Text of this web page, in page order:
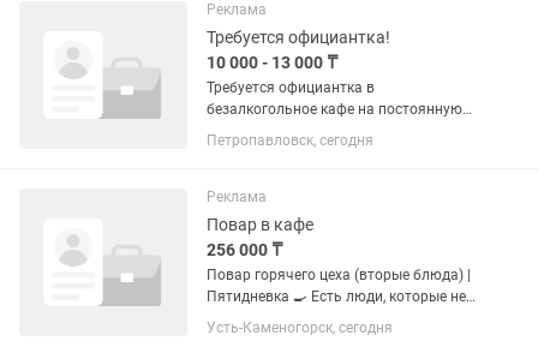
Реклама
Требуется официантка!
10 000 - 13 000 ₸
Требуется официантка в
безалкогольное кафе на постоянную
основу! Девушка-возраст от 18 до 25
лет, не студентка. Опыт работы
График работы: 3-4 дня в неделю, в
какие...
Петропавловск, сегодня
Реклама
Повар в кафе
256 000 ₸
Повар горячего цеха (вторые блюда) |
Пятидневка 🍳 Есть люди, которые не
любят суету. А есть те, кому нравится,
когда к открытию всё готово, блюда
Усть-Каменогорск, сегодня